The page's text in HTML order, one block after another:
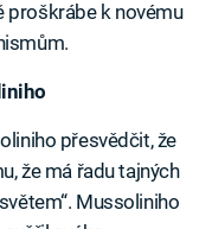
proškrábe k novému
přesvědčit, že
že má řadu tajných
Mussoliniho